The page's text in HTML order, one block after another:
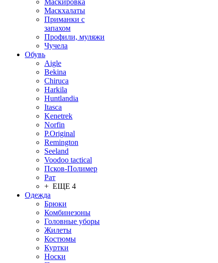
Маскировка
Маскхалаты
Приманки с
запахом
Профили, муляжи
Чучела
Обувь
Aigle
Bekina
Chiruсa
Harkila
Huntlandia
Itasca
Kenetrek
Norfin
P.Original
Remington
Seeland
Voodoo tactical
Псков-Полимер
Рат
+ ЕЩЕ 4
Одежда
Брюки
Комбинезоны
Головные уборы
Жилеты
Костюмы
Куртки
Носки